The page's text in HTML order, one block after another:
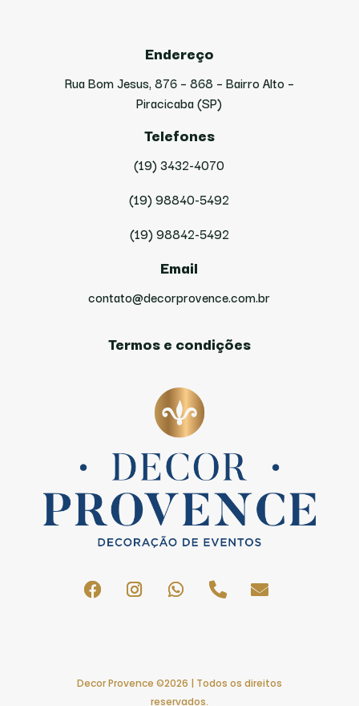
Endereço
Rua Bom Jesus, 876 – 868 – Bairro Alto –
Piracicaba (SP)
Telefones
(19) 3432-4070
(19) 98840-5492
(19) 98842-5492
Email
contato@decorprovence.com.br
Termos e condições
Decor Provence ©2026 | Todos os direitos
reservados.